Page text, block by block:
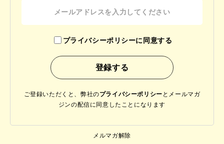
プライバシーポリシーに同意する
ご登録いただくと、弊社のプライバシーポリシー と メールマガ
ジンの配信に同意したことになります
メルマガ解除